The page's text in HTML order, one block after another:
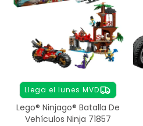
Llega el lunes MVD
Lego® Ninjago® Batalla De
Vehículos Ninja 71857